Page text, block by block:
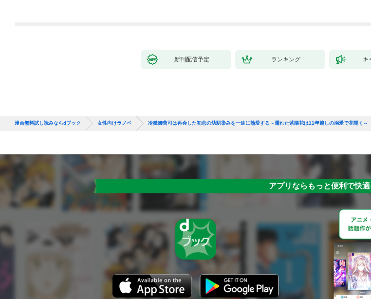
新刊配信予定 ランキング キ
漫画無料試し読みならdブック 女性向けラノベ 冷徹御曹司は再会した初恋の幼馴染みを一途に熱愛する～濡れた紫陽花は11年越しの溺愛で花開く～
アプリならもっと便利で快適